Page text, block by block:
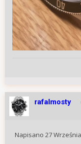
rafalmosty
Napisano 27